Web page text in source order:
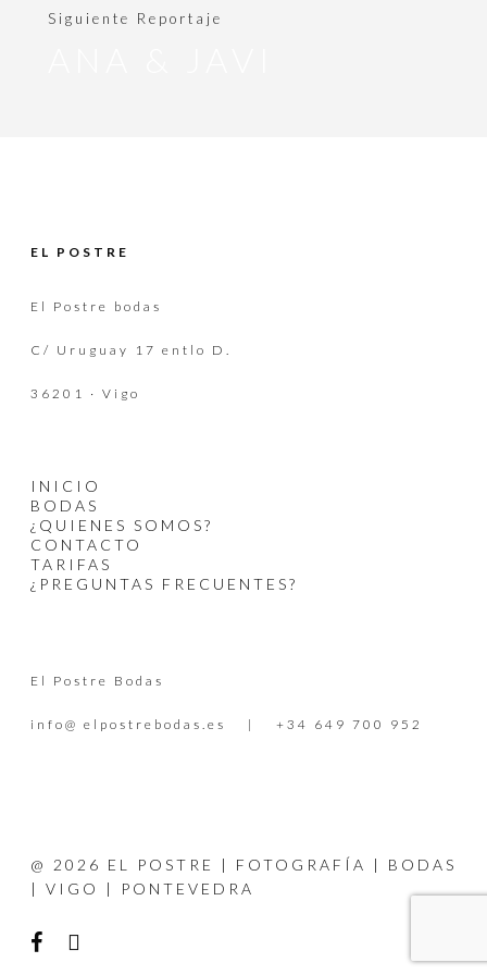
Siguiente Reportaje
EL POSTRE
El Postre bodas
C/ Uruguay 17 entlo D.
36201 · Vigo
INICIO
BODAS
¿QUIENES SOMOS?
CONTACTO
TARIFAS
¿PREGUNTAS FRECUENTES?
El Postre Bodas
info@ elpostrebodas.es | +34 649 700 952
@ 2026 EL POSTRE | FOTOGRAFÍA | BODAS
| VIGO | PONTEVEDRA
facebookinstagram